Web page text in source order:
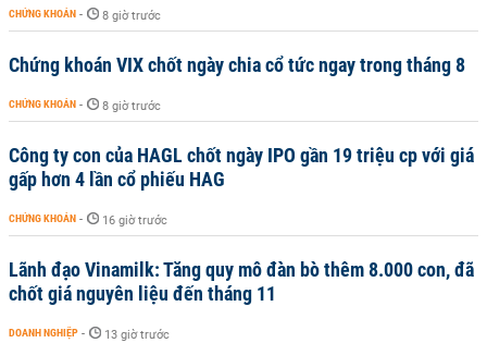
CHỨNG KHOÁN - 8 giờ trước
Chứng khoán VIX chốt ngày chia cổ tức ngay trong tháng 8
CHỨNG KHOÁN - 8 giờ trước
Công ty con của HAGL chốt ngày IPO gần 19 triệu cp với giá
gấp hơn 4 lần cổ phiếu HAG
CHỨNG KHOÁN - 16 giờ trước
Lãnh đạo Vinamilk: Tăng quy mô đàn bò thêm 8.000 con, đã
chốt giá nguyên liệu đến tháng 11
DOANH NGHIỆP - 13 giờ trước